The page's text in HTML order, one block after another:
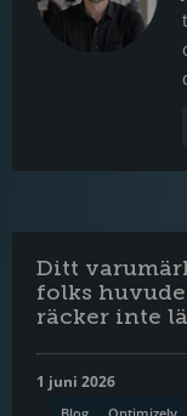
Ditt
folks
räcker inte
1 juni 2026